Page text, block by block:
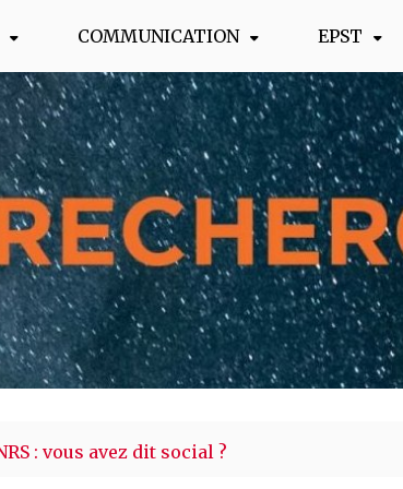
COMMUNICATION EPST
: vous avez dit social ?